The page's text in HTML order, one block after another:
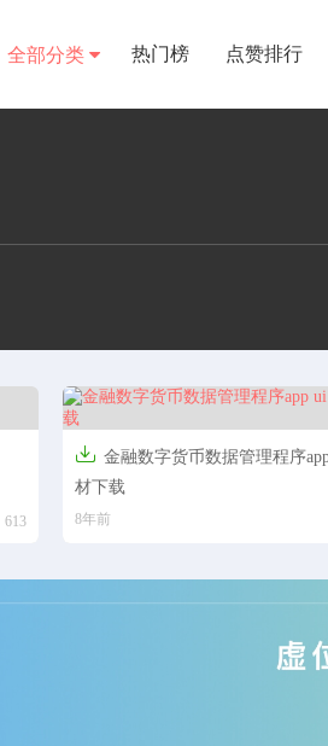
全部分类 热门榜 点赞排行
613
 金融数字货币数据管理程序
材下载
8年前